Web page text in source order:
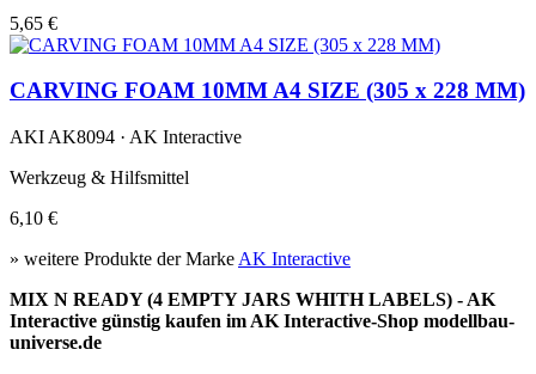
5,65 €
CARVING FOAM 10MM A4 SIZE (305 x 228 MM)
AKI AK8094 · AK Interactive
Werkzeug & Hilfsmittel
6,10 €
» weitere Produkte der Marke AK Interactive
MIX N READY (4 EMPTY JARS WHITH LABELS) - AK
Interactive günstig kaufen im AK Interactive-Shop modellbau-
universe.de